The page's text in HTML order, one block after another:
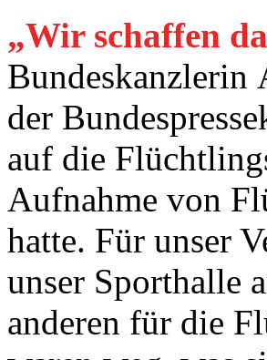
„Wir schaffen
Bundeskanzlerin
der
auf die
Aufnahme von
hatte. Für unser
unser Sporthalle
anderen für die